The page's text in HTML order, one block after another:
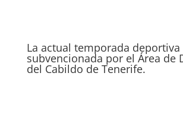
La actual temporada deportiva
subvencionada por el Área de
del Cabildo de Tenerife.